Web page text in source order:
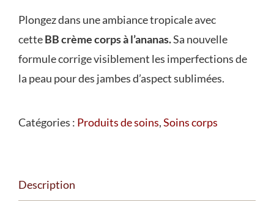
Plongez dans une ambiance tropicale avec
cetteBB crème corps à l’ananas.Sa nouvelle
formule corrige visiblement les imperfections de
la peau pour des jambes d’aspect sublimées.
Catégories : Produits de soins,Soins corps
Description